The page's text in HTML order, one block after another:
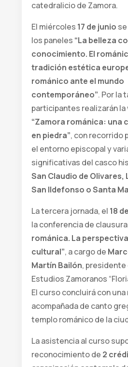
catedralicio de Zamora.
El miércoles 17 de junio
los paneles “La belleza
conocimiento. El
tradición estética
románico ante el mundo
contemporáneo”. Por la
participantes realizarán
“Zamora románica: una
en piedra”, con recorrido
el entorno episcopal y
significativas del casco
San Claudio de Olivares,
San Ildefonso o Santa
La tercera jornada, el 18
la conferencia de clausura
románica. La
cultural”, a cargo de
Martín Bailón,
Estudios Zamoranos
El curso concluirá con una
acompañada de canto
templo románico de la
La asistencia al curso
reconocimiento de 2